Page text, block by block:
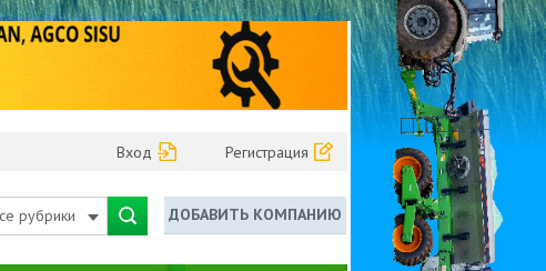
Вход Регистрация
рубрики ДОБАВИТЬ КОМПАНИЮ